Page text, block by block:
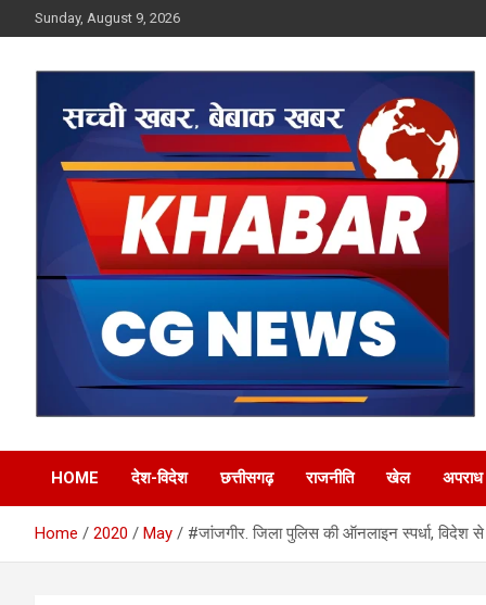
to
Sunday, August 9, 2026
Khabar CG News
HOME देश-विदेश छत्तीसगढ़ राजनीति खेल अपराध
Home 2020 May #जांजगीर. जिला पुलिस की ऑनलाइन स्पर्धा, विदेश